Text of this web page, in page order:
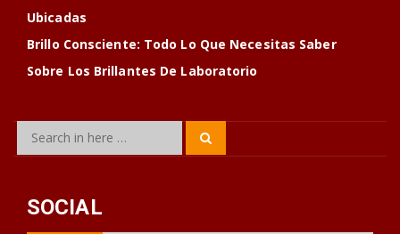
Ubicadas
Brillo Consciente: Todo Lo Que Necesitas Saber
Sobre Los Brillantes De Laboratorio
Search
SOCIAL